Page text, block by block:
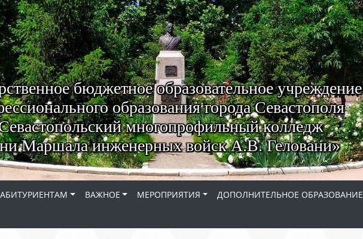
бюджетное образовательное учреждение
образования города Севастополя
многопрофильный колледж
Маршала инженерных войск А.В. Геловани»
АБИТУРИЕНТАМ ВАЖНОЕ МЕРОПРИЯТИЯ
ДОПОЛНИТЕЛЬНОЕ ОБРАЗОВАНИЕ